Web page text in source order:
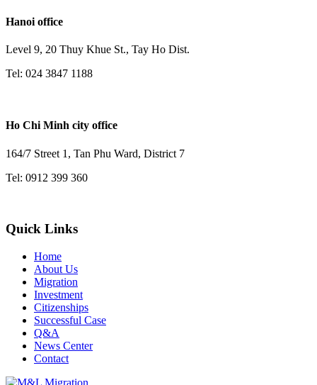
Hanoi office
Level 9, 20 Thuy Khue St., Tay Ho Dist.
Tel: 024 3847 1188
Ho Chi Minh city office
164/7 Street 1, Tan Phu Ward, District 7
Tel: 0912 399 360
Quick Links
Home
About Us
Migration
Investment
Citizenships
Successful Case
Q&A
News Center
Contact